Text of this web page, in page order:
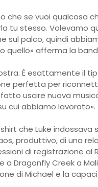
che se vuoi qualcosa
tu stesso. Volevamo
sul palco, quindi
quello» afferma la
È esattamente il
perfetta per
uscire nuova
cui abbiamo lavorato».
che Luke indossava
produttivo, di una
di registrazione al
a Dragonfly Creek a
di Michael e la